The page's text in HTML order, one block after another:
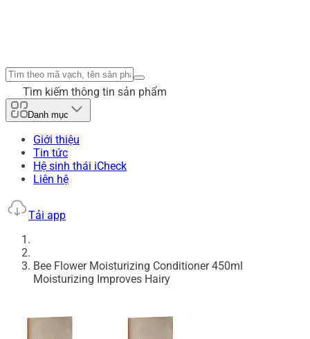
Tìm kiếm thông tin sản phẩm
Danh mục
Giới thiệu
Tin tức
Hệ sinh thái iCheck
Liên hệ
Tải app
Bee Flower Moisturizing Conditioner 450ml
Moisturizing Improves Hairy